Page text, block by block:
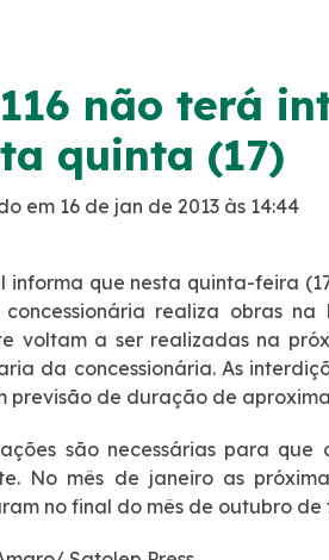
não terá
quinta (17)
em 16 de jan de 2013 às 14:44
informa que nesta quinta-feira
realiza obras na
voltam a ser realizadas na
da concessionária. As
previsão de duração de
são necessárias para
No mês de janeiro as
no final do mês de outubro